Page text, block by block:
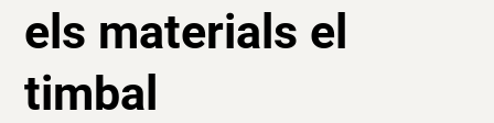
els materials el
timbal